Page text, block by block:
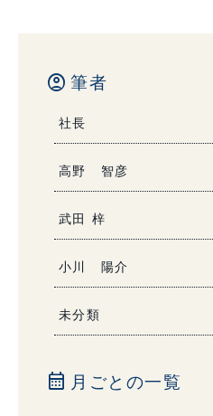
account_circle 筆者
社長
高野 智彦
武田 梓
小川 陽介
未分類
calendar_month 月ごとの一覧